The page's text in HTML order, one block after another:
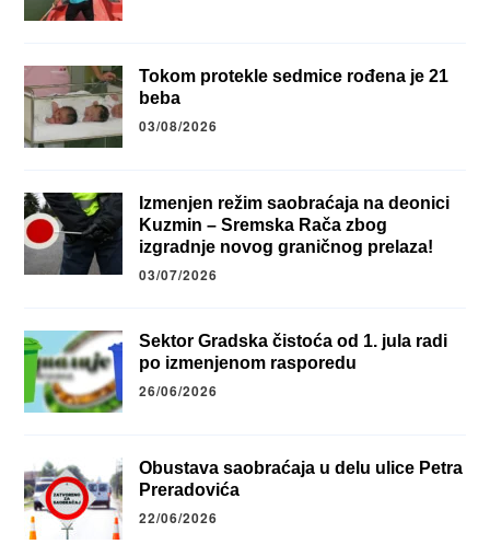
Tokom protekle sedmice rođena je 21
beba
03/08/2026
Izmenjen režim saobraćaja na deonici
Kuzmin – Sremska Rača zbog
izgradnje novog graničnog prelaza!
03/07/2026
Sektor Gradska čistoća od 1. jula radi
po izmenjenom rasporedu
26/06/2026
Obustava saobraćaja u delu ulice Petra
Preradovića
22/06/2026